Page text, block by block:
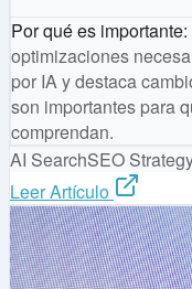
Por qué es importante:
optimizaciones
por IA y destaca
son importantes para
comprendan.
AI SearchSEO
Leer Artículo